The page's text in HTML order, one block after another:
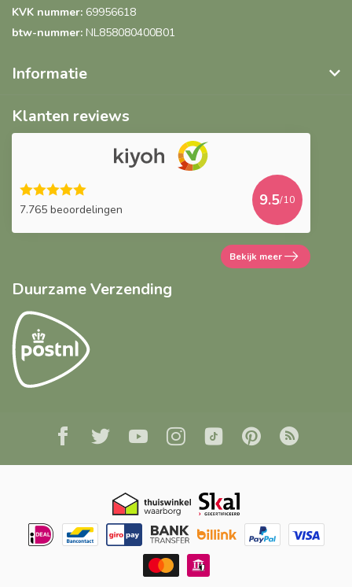
KVK nummer: 69956618
btw-nummer: NL858080400B01
Informatie
Klanten reviews
7.765 beoordelingen
9.5/10
Bekijk meer
Duurzame Verzending